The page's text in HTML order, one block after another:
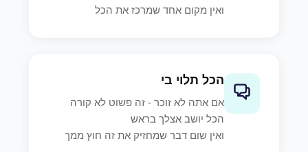
ואין מקום אחד שמרכז את הכל
הכל תלוי בי
אם אתה לא זוכר - זה פשוט לא קורה
הכל יושב אצלך בראש
ואין שום דבר שמחזיק את זה חוץ ממך